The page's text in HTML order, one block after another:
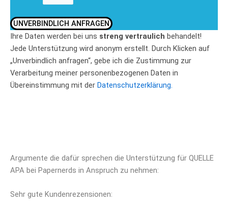
UNVERBINDLICH ANFRAGEN
Ihre Daten werden bei uns streng vertraulich behandelt!
Jede Unterstützung wird anonym erstellt. Durch Klicken auf
„Unverbindlich anfragen“, gebe ich die Zustimmung zur
Verarbeitung meiner personenbezogenen Daten in
Übereinstimmung mit der Datenschutzerklärung.
Argumente die dafür sprechen die Unterstützung für QUELLE
APA bei Papernerds in Anspruch zu nehmen:
Sehr gute Kundenrezensionen: